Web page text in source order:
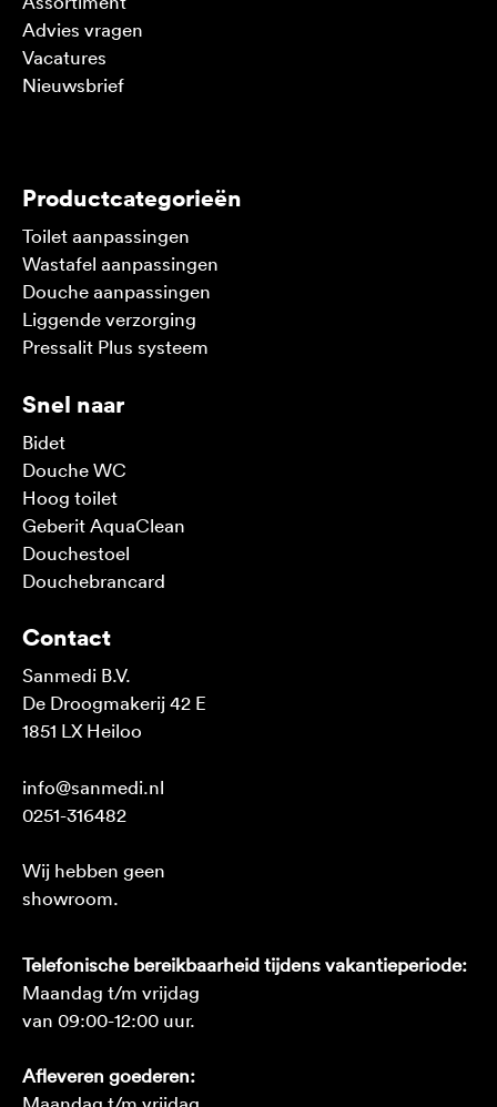
Advies vragen
Vacatures
Nieuwsbrief
Productcategorieën
Toilet aanpassingen
Wastafel aanpassingen
Douche aanpassingen
Liggende verzorging
Pressalit Plus systeem
Snel naar
Bidet
Douche WC
Hoog toilet
Geberit AquaClean
Douchestoel
Douchebrancard
Contact
Sanmedi B.V.
De Droogmakerij 42 E
1851 LX Heiloo
info@sanmedi.nl
0251-316482
Wij hebben geen
showroom.
Telefonische bereikbaarheid tijdens vakantieperiode:
Maandag t/m vrijdag
van 09:00-12:00 uur.
Afleveren goederen: